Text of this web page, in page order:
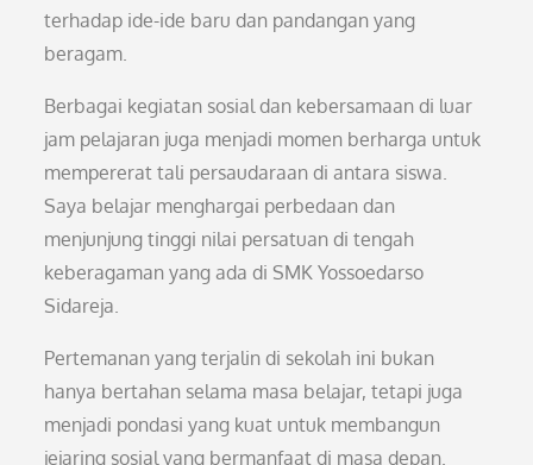
terhadap ide-ide baru dan pandangan yang
beragam.
Berbagai kegiatan sosial dan kebersamaan di luar
jam pelajaran juga menjadi momen berharga untuk
mempererat tali persaudaraan di antara siswa.
Saya belajar menghargai perbedaan dan
menjunjung tinggi nilai persatuan di tengah
keberagaman yang ada di SMK Yossoedarso
Sidareja.
Pertemanan yang terjalin di sekolah ini bukan
hanya bertahan selama masa belajar, tetapi juga
menjadi pondasi yang kuat untuk membangun
jejaring sosial yang bermanfaat di masa depan.